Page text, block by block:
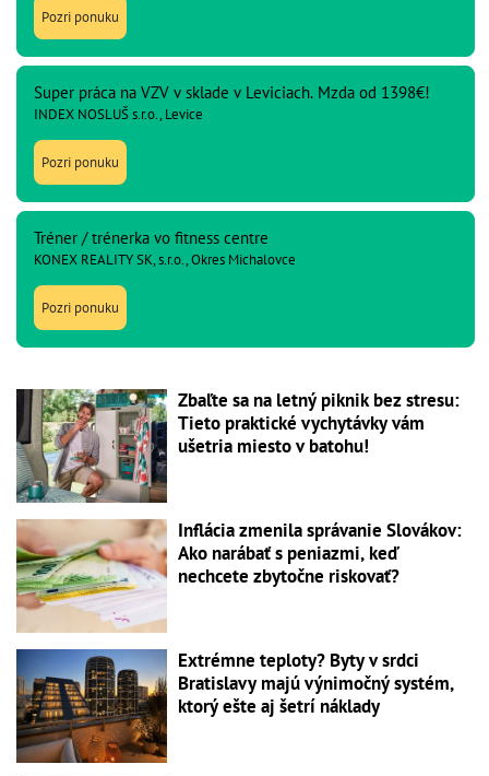
Pozri ponuku
Super práca na VZV v sklade v Leviciach. Mzda od 1398€!
INDEX NOSLUŠ s.r.o., Levice
Pozri ponuku
Tréner / trénerka vo fitness centre
KONEX REALITY SK, s.r.o., Okres Michalovce
Pozri ponuku
Zbaľte sa na letný piknik bez stresu:
Tieto praktické vychytávky vám
ušetria miesto v batohu!
Inflácia zmenila správanie Slovákov:
Ako narábať s peniazmi, keď
nechcete zbytočne riskovať?
Extrémne teploty? Byty v srdci
Bratislavy majú výnimočný systém,
ktorý ešte aj šetrí náklady